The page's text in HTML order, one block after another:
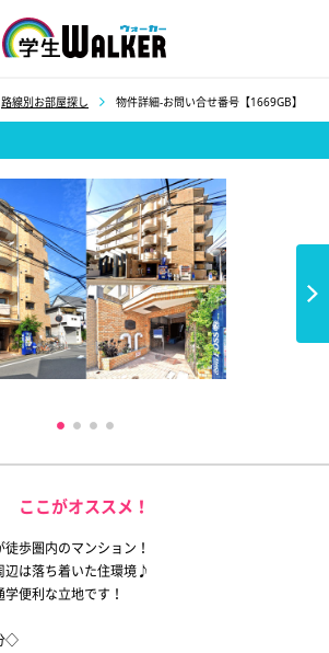
路線別お部屋探し 物件詳細-お問い合せ番号【1669GB】
ここがオススメ！
歩圏内のマンション！
辺は落ち着いた住環境♪
便利な立地です！
◇